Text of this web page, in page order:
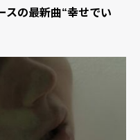
スの最新曲“幸せでい